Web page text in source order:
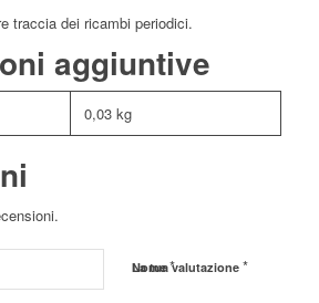
traccia dei ricambi periodici.
aggiuntive
0,03 kg
Nome*
La tua valutazione *